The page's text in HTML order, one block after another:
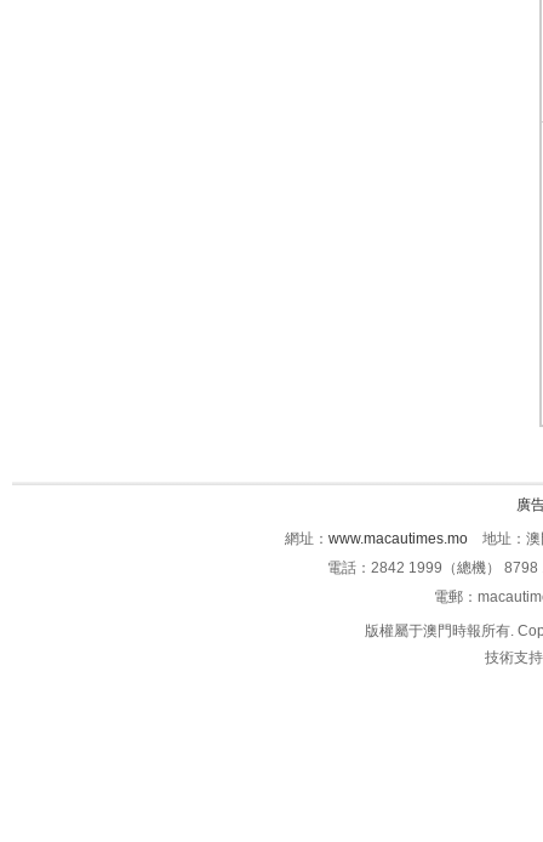
廣
網址： www.macautimes.mo 地址：澳
電話：2842 1999（總機）
電郵：
版權屬于澳門時報所有.
技術支